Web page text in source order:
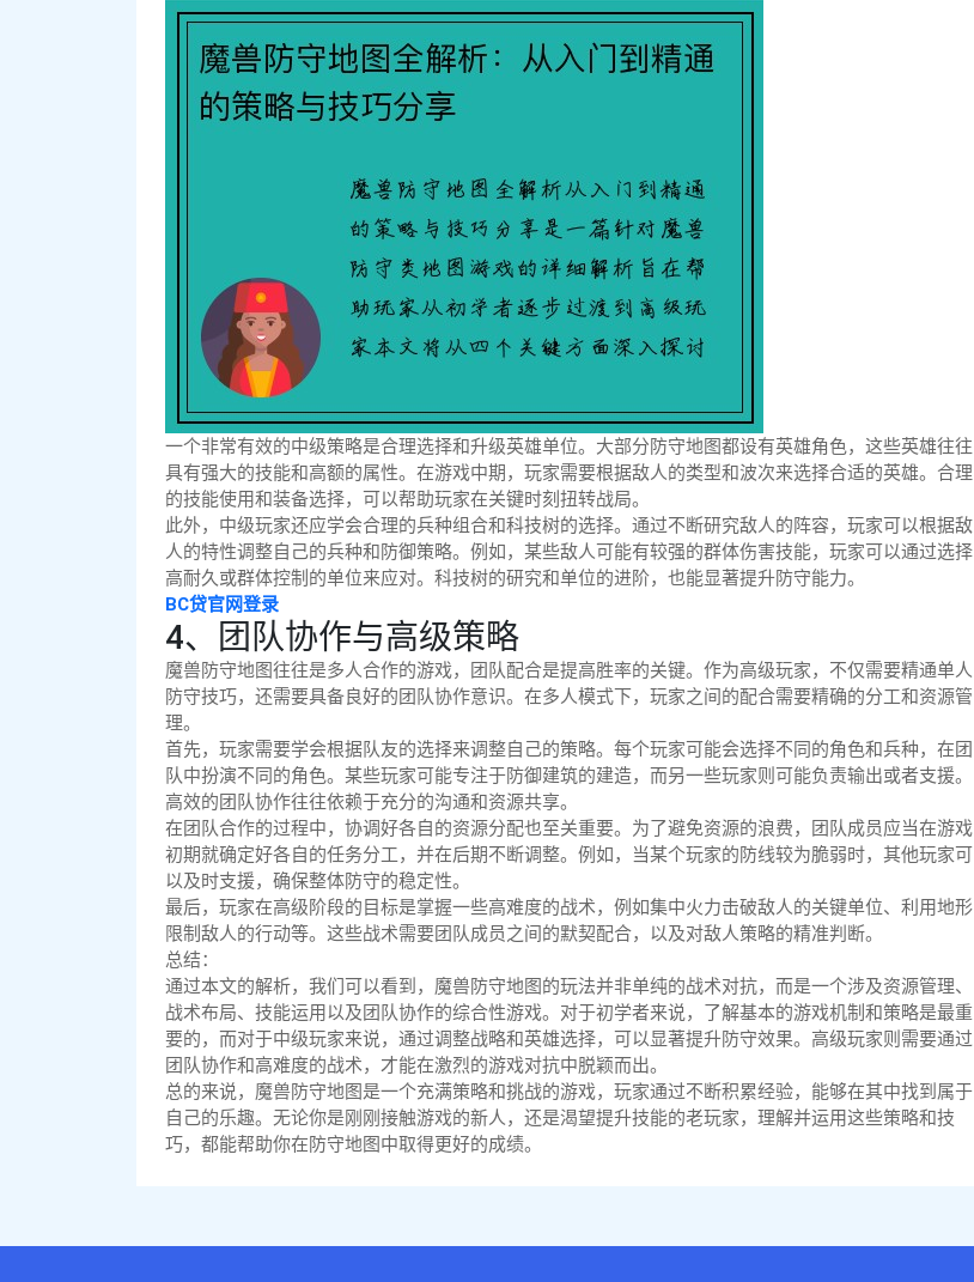
一个非常有效的中级策略是合理选择和升级英雄单位。大部分防守地图都设有英雄角色，这些英雄往往
具有强大的技能和高额的属性。在游戏中期，玩家需要根据敌人的类型和波次来选择合适的英雄。合理
的技能使用和装备选择，可以帮助玩家在关键时刻扭转战局。
此外，中级玩家还应学会合理的兵种组合和科技树的选择。通过不断研究敌人的阵容，玩家可以根据敌
人的特性调整自己的兵种和防御策略。例如，某些敌人可能有较强的群体伤害技能，玩家可以通过选择
高耐久或群体控制的单位来应对。科技树的研究和单位的进阶，也能显著提升防守能力。
BC贷官网登录
4、团队协作与高级策略
魔兽防守地图往往是多人合作的游戏，团队配合是提高胜率的关键。作为高级玩家，不仅需要精通单人
防守技巧，还需要具备良好的团队协作意识。在多人模式下，玩家之间的配合需要精确的分工和资源管
理。
首先，玩家需要学会根据队友的选择来调整自己的策略。每个玩家可能会选择不同的角色和兵种，在团
队中扮演不同的角色。某些玩家可能专注于防御建筑的建造，而另一些玩家则可能负责输出或者支援。
高效的团队协作往往依赖于充分的沟通和资源共享。
在团队合作的过程中，协调好各自的资源分配也至关重要。为了避免资源的浪费，团队成员应当在游戏
初期就确定好各自的任务分工，并在后期不断调整。例如，当某个玩家的防线较为脆弱时，其他玩家可
以及时支援，确保整体防守的稳定性。
最后，玩家在高级阶段的目标是掌握一些高难度的战术，例如集中火力击破敌人的关键单位、利用地形
限制敌人的行动等。这些战术需要团队成员之间的默契配合，以及对敌人策略的精准判断。
总结：
通过本文的解析，我们可以看到，魔兽防守地图的玩法并非单纯的战术对抗，而是一个涉及资源管理、
战术布局、技能运用以及团队协作的综合性游戏。对于初学者来说，了解基本的游戏机制和策略是最重
要的，而对于中级玩家来说，通过调整战略和英雄选择，可以显著提升防守效果。高级玩家则需要通过
团队协作和高难度的战术，才能在激烈的游戏对抗中脱颖而出。
总的来说，魔兽防守地图是一个充满策略和挑战的游戏，玩家通过不断积累经验，能够在其中找到属于
自己的乐趣。无论你是刚刚接触游戏的新人，还是渴望提升技能的老玩家，理解并运用这些策略和技
巧，都能帮助你在防守地图中取得更好的成绩。